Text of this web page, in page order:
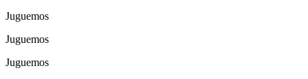
Juguemos
Juguemos
Juguemos